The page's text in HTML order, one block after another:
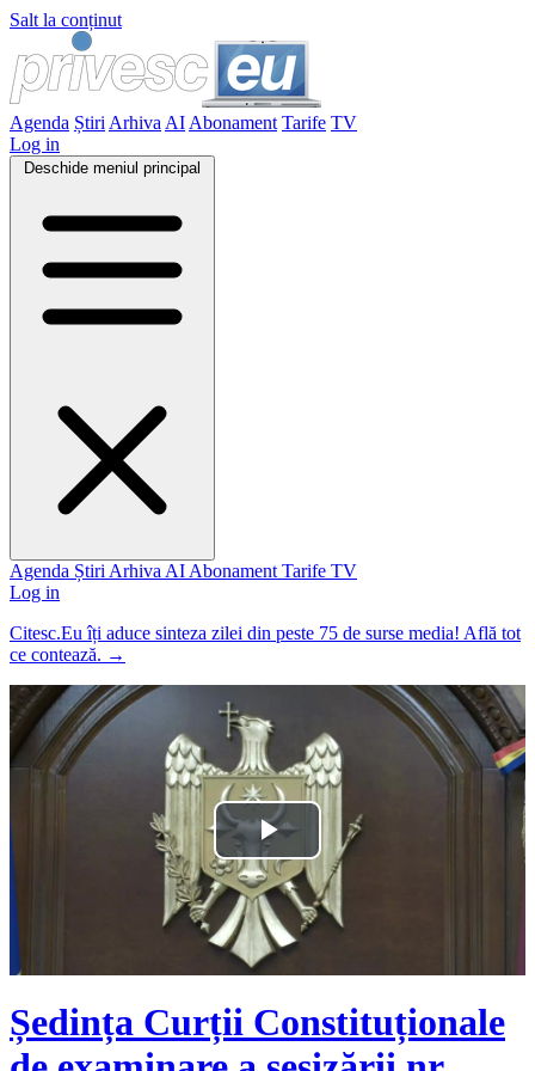
Salt la conținut
Agenda Știri Arhiva AI Abonament Tarife TV
Log in
Deschide meniul principal
Agenda Știri Arhiva AI Abonament Tarife TV
Log in
Citesc.Eu îți aduce sinteza zilei din peste 75 de surse media! Află tot
ce contează. →
Play
Video
Ședința Curții Constituționale